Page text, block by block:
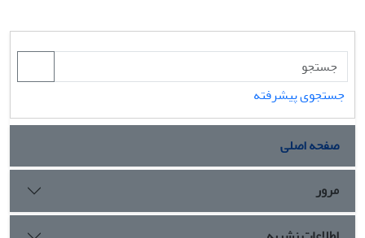
جستجوی پیشرفته
صفحه اصلی
مرور